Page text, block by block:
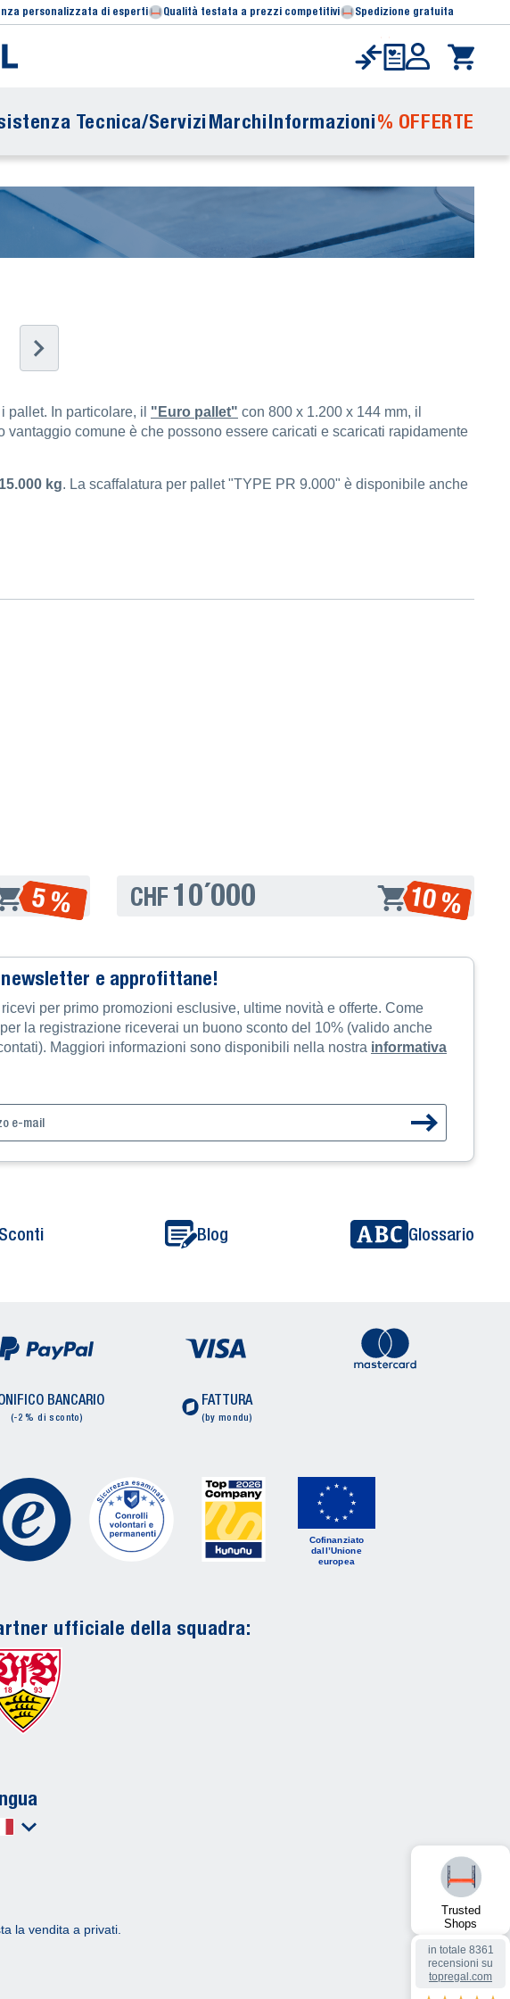
personalizzata di esperti Qualità testata a prezzi competitivi Spedizione gratuita
Tecnica/ServiziMarchiInformazioni% OFFERTE
pallet. In particolare, il "Euro pallet" con 800 x 1.200 x 144 mm, il
vantaggio comune è che possono essere caricati e scaricati rapidamente
15.000 kg. La scaffalatura per pallet "TYPE PR 9.000" è disponibile anche
5 % CHF 10´000 10 %
Trusted
Shops
in totale 8361
recensioni su
topregal.com
e approfittane!
per primo promozioni esclusive, ultime novità e offerte. Come
la registrazione riceverai un buono sconto del 10% (valido anche
Maggiori informazioni sono disponibili nella nostra informativa
Blog Glossario
BANCARIO
(-2 % di sconto)
FATTURA
(by mondu)
Cofinanziato
dall’Unione
europea
ufficiale della squadra:
la vendita a privati.